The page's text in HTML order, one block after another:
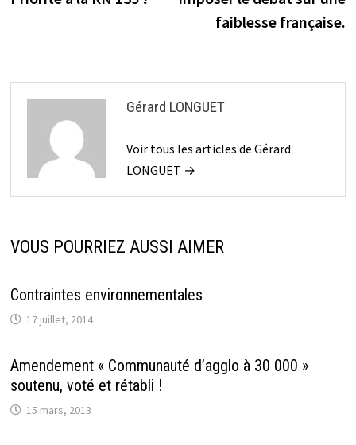
de
faiblesse française.
Gérard LONGUET
Voir tous les articles de Gérard
LONGUET →
VOUS POURRIEZ AUSSI AIMER
Contraintes environnementales
17 juillet, 2014
Amendement « Communauté d’agglo à 30 000 »
soutenu, voté et rétabli !
15 mars, 2013